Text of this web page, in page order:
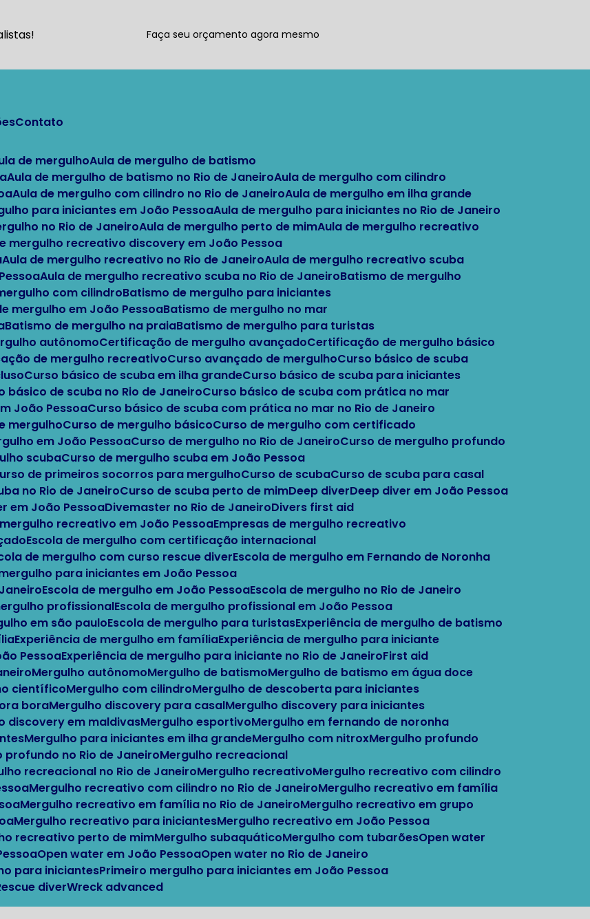
Faça seu orçamento agora mesmo
Contato
de mergulho Aula de mergulho de batismo
Aula de mergulho de batismo no Rio de Janeiro Aula de mergulho com cilindro
Aula de mergulho com cilindro no Rio de Janeiro Aula de mergulho em ilha grande
para iniciantes em João Pessoa Aula de mergulho para iniciantes no Rio de Janeiro
no Rio de Janeiro Aula de mergulho perto de mim Aula de mergulho recreativo
mergulho recreativo discovery em João Pessoa
Aula de mergulho recreativo no Rio de Janeiro Aula de mergulho recreativo scuba
Aula de mergulho recreativo scuba no Rio de Janeiro Batismo de mergulho
com cilindro Batismo de mergulho para iniciantes
mergulho em João Pessoa Batismo de mergulho no mar
Batismo de mergulho na praia Batismo de mergulho para turistas
autônomo Certificação de mergulho avançado
Certificação de mergulho básico
de mergulho recreativo Curso avançado de mergulho
Curso básico de scuba
Curso básico de scuba em ilha grande
Curso básico de scuba para iniciantes
básico de scuba no Rio de Janeiro
Curso básico de scuba com prática no mar
João Pessoa
Curso básico de scuba com prática no mar no Rio de Janeiro
mergulho Curso de mergulho básico
Curso de mergulho com certificado
em João Pessoa Curso de mergulho no Rio de Janeiro
Curso de mergulho profundo
scuba
Curso de mergulho scuba em João Pessoa
Curso de primeiros socorros para mergulho Curso de scuba
Curso de scuba para casal
no Rio de Janeiro Curso de scuba perto de mim Deep diver Deep diver em João Pessoa
em João Pessoa Divemaster no Rio de Janeiro
Divers first aid
mergulho recreativo em João Pessoa Empresas de mergulho recreativo
Escola de mergulho com certificação internacional
de mergulho com curso rescue diver Escola de mergulho em Fernando de Noronha
mergulho para iniciantes em João Pessoa
Escola de mergulho em João Pessoa Escola de mergulho no Rio de Janeiro
profissional Escola de mergulho profissional em João Pessoa
em são paulo Escola de mergulho para turistas Experiência de mergulho de batismo
Experiência de mergulho em família Experiência de mergulho para iniciante
Pessoa Experiência de mergulho para iniciante no Rio de Janeiro First aid
Mergulho autônomo Mergulho de batismo
Mergulho de batismo em água doce
científico Mergulho com cilindro
Mergulho de descoberta para iniciantes
bora Mergulho discovery para casal
Mergulho discovery para iniciantes
discovery em maldivas Mergulho esportivo
Mergulho em fernando de noronha
Mergulho para iniciantes em ilha grande Mergulho com nitrox
Mergulho profundo
profundo no Rio de Janeiro
Mergulho recreacional
recreacional no Rio de Janeiro Mergulho recreativo
Mergulho recreativo com cilindro
Mergulho recreativo com cilindro no Rio de Janeiro
Mergulho recreativo em família
Mergulho recreativo em família no Rio de Janeiro
Mergulho recreativo em grupo
Mergulho recreativo para iniciantes
Mergulho recreativo em João Pessoa
recreativo perto de mim Mergulho subaquático Mergulho com tubarões
Open water
Open water em João Pessoa
Open water no Rio de Janeiro
para iniciantes Primeiro mergulho para iniciantes em João Pessoa
Rescue diver Wreck advanced